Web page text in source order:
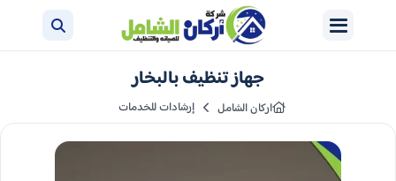
جهاز تنظيف بالبخار​
اركان الشامل إرشادات للخدمات